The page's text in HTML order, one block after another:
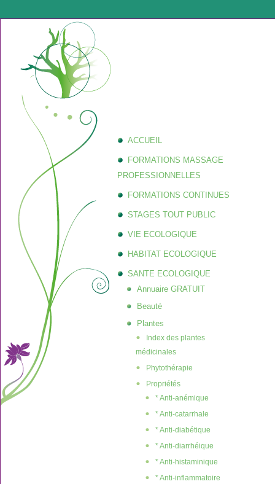
ACCUEIL
FORMATIONS MASSAGE
PROFESSIONNELLES
FORMATIONS CONTINUES
STAGES TOUT PUBLIC
VIE ECOLOGIQUE
HABITAT ECOLOGIQUE
SANTE ECOLOGIQUE
Annuaire GRATUIT
Beauté
Plantes
Index des plantes
médicinales
Phytothérapie
Propriétés
* Anti-anémique
* Anti-catarrhale
* Anti-diabétique
* Anti-diarrhéique
* Anti-histaminique
* Anti-inflammatoire